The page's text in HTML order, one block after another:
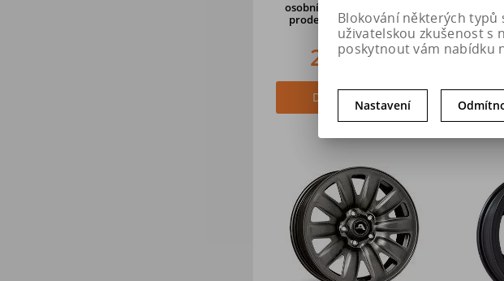
osobní odběr o den dříve
prodejně v Hradci Králové
2 070 Kč
Do košíku
Blokování některých
uživatelskou zkušenost s
poskytnout vám nabídku
Nastavení